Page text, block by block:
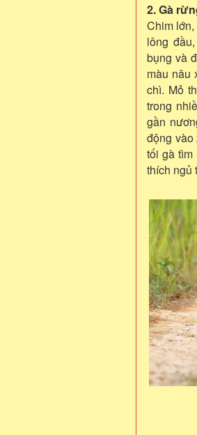
2. Gà
Chim
lông
bụng và
màu nâu
chì. Mỏ
trong
gần
động vào
tối gà
thích ngủ